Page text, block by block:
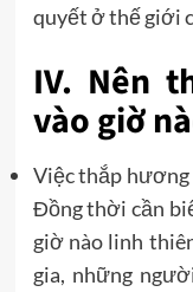
quyết ở thế giới
IV. Nên
vào giờ
Việc thắp
Đồng thời cần
giờ nào linh
gia, những